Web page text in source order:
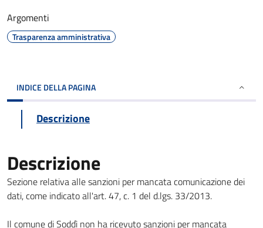
Argomenti
Trasparenza amministrativa
INDICE DELLA PAGINA
Descrizione
Descrizione
Sezione relativa alle sanzioni per mancata comunicazione dei
dati, come indicato all'art. 47, c. 1 del d.lgs. 33/2013.
Il comune di Soddì non ha ricevuto sanzioni per mancata